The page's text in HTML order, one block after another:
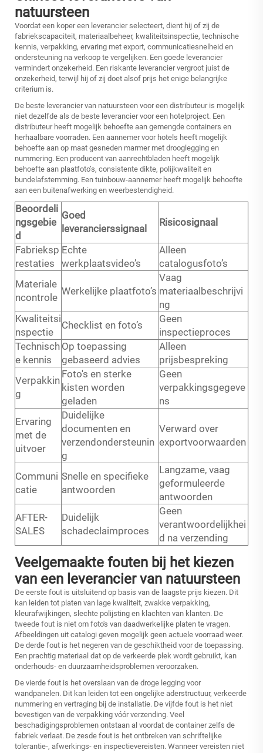
natuursteen
Voordat een koper een leverancier selecteert, dient hij of zij de
fabriekscapaciteit, materiaalbeheer, kwaliteitsinspectie, technische
kennis, verpakking, ervaring met export, communicatiesnelheid en
ondersteuning na verkoop te vergelijken. Een goede leverancier
vermindert onzekerheid. Een riskante leverancier vergroot juist de
onzekerheid, terwijl hij of zij doet alsof prijs het enige belangrijke
criterium is.
De beste leverancier van natuursteen voor een distributeur is mogelijk
niet dezelfde als de beste leverancier voor een hotelproject. Een
distributeur heeft mogelijk behoefte aan gemengde containers en
herhaalbare voorraden. Een aannemer voor hotels heeft mogelijk
behoefte aan op maat gesneden marmer met drooglegging en
nummering. Een producent van aanrechtbladen heeft mogelijk
behoefte aan plaatfoto’s, consistente dikte, polijkwaliteit en
bundelafstemming. Een tuinbouw-aannemer heeft mogelijk behoefte
aan een buitenafwerking en weerbestendigheid.
Beoordeli
ngsgebie
d
Goed
leverancierssignaal
Risicosignaal
Fabrieksp
restaties
Echte
werkplaatsvideo’s
Alleen
catalogusfoto’s
Materiale
ncontrole
Werkelijke plaatfoto’s
Vaag
materiaalbeschrijvi
ng
Kwaliteitsi
nspectie
Checklist en foto’s
Geen
inspectieproces
Technisch
e kennis
Op toepassing
gebaseerd advies
Alleen
prijsbespreking
Verpakkin
g
Foto's en sterke
kisten worden
geladen
Geen
verpakkingsgegeve
ns
Ervaring
met de
uitvoer
Duidelijke
documenten en
verzendondersteunin
g
Verward over
exportvoorwaarden
Communi
catie
Snelle en specifieke
antwoorden
Langzame, vaag
geformuleerde
antwoorden
AFTER-
SALES
Duidelijk
schadeclaimproces
Geen
verantwoordelijkhei
d na verzending
Veelgemaakte fouten bij het kiezen
van een leverancier van natuursteen
De eerste fout is uitsluitend op basis van de laagste prijs kiezen. Dit
kan leiden tot platen van lage kwaliteit, zwakke verpakking,
kleurafwijkingen, slechte polijsting en klachten van klanten. De
tweede fout is niet om foto's van daadwerkelijke platen te vragen.
Afbeeldingen uit catalogi geven mogelijk geen actuele voorraad weer.
De derde fout is het negeren van de geschiktheid voor de toepassing.
Een prachtig materiaal dat op de verkeerde plek wordt gebruikt, kan
onderhouds- en duurzaamheidsproblemen veroorzaken.
De vierde fout is het overslaan van de droge legging voor
wandpanelen. Dit kan leiden tot een ongelijke aderstructuur, verkeerde
nummering en vertraging bij de installatie. De vijfde fout is het niet
bevestigen van de verpakking vóór verzending. Veel
beschadigingsproblemen ontstaan al voordat de container zelfs de
fabriek verlaat. De zesde fout is het ontbreken van schriftelijke
tolerantie-, afwerkings- en inspectievereisten. Wanneer vereisten niet